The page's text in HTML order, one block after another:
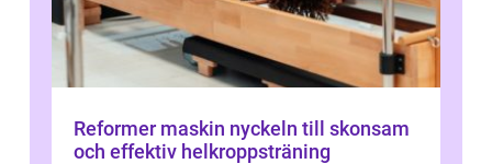
Reformer maskin nyckeln till skonsam
och effektiv helkroppsträning